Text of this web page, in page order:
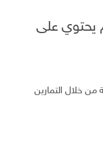
يحتوي على
من خلال التمارين